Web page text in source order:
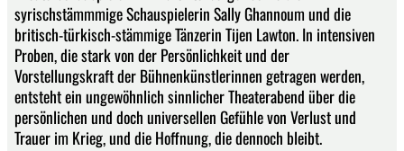
syrischstämmmige Schauspielerin Sally Ghannoum und die
britisch-türkisch-stämmige Tänzerin Tijen Lawton. In intensiven
Proben, die stark von der Persönlichkeit und der
Vorstellungskraft der Bühnenkünstlerinnen getragen werden,
entsteht ein ungewöhnlich sinnlicher Theaterabend über die
persönlichen und doch universellen Gefühle von Verlust und
Trauer im Krieg, und die Hoffnung, die dennoch bleibt.